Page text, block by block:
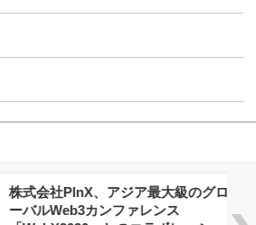
式会社PlnX、アジア最大級のグロ
ルWeb3カンファレンス